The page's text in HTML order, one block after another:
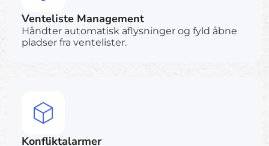
Venteliste Management
Håndter automatisk aflysninger og fyld åbne
pladser fra ventelister.
Konfliktalarmer